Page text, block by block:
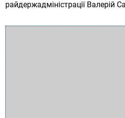
райдержадміністрації Валерій